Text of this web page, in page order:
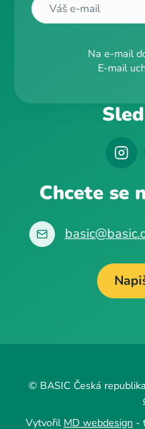
Na e-mail
E-mail
Chcete se
© BASIC Česká
Vytvořil MD webdesign -